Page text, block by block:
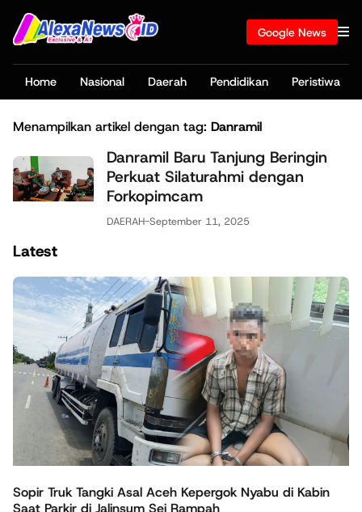
Google News
Home Nasional Daerah Pendidikan Peristiwa
Menampilkan artikel dengan tag: Danramil
Danramil Baru Tanjung Beringin
Perkuat Silaturahmi dengan
Forkopimcam
DAERAH-September 11, 2025
Latest
Sopir Truk Tangki Asal Aceh Kepergok Nyabu di Kabin
Saat Parkir di Jalinsum Sei Rampah